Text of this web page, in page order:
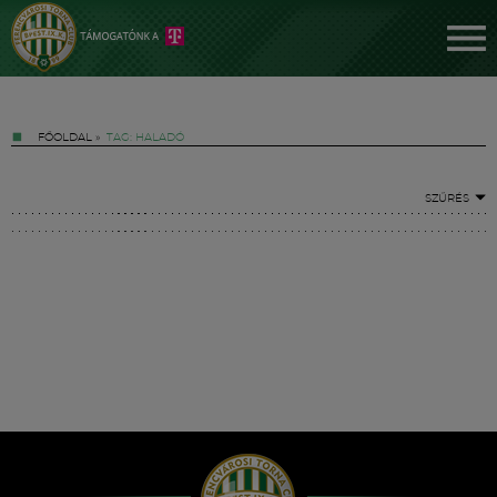
FŐOLDAL » TAG: HALADÓ
SZŰRÉS
Hírek